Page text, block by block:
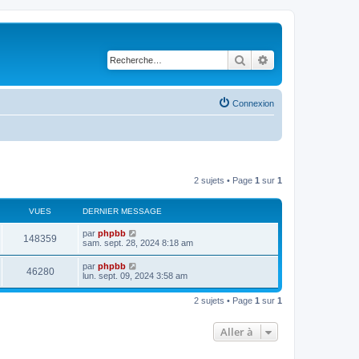
Rechercher
Connexion
2 sujets • Page 1 sur 1
VUES DERNIER MESSAGE
148359
u
D
e
i
e
r
par phpbb
sam. sept. 28, 2024 8:18 am
46280V
u
D
e
n
par phpbb
lun. sept. 09, 2024 3:58 am
2 sujets • Page 1 sur 1
Aller à